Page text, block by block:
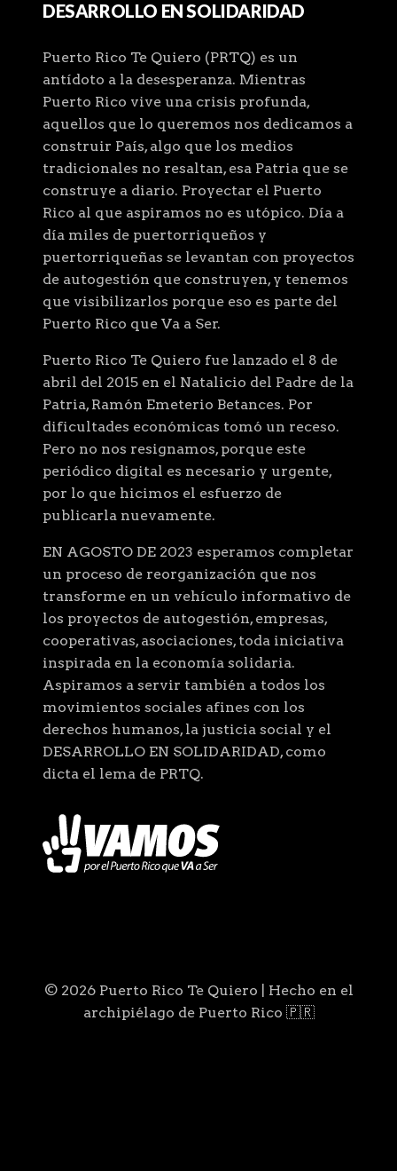
DESARROLLO EN SOLIDARIDAD
Puerto Rico Te Quiero (PRTQ) es un
antídoto a la desesperanza. Mientras
Puerto Rico vive una crisis profunda,
aquellos que lo queremos nos dedicamos a
construir País, algo que los medios
tradicionales no resaltan, esa Patria que se
construye a diario. Proyectar el Puerto
Rico al que aspiramos no es utópico. Día a
día miles de puertorriqueños y
puertorriqueñas se levantan con proyectos
de autogestión que construyen, y tenemos
que visibilizarlos porque eso es parte del
Puerto Rico que Va a Ser.
Puerto Rico Te Quiero fue lanzado el 8 de
abril del 2015 en el Natalicio del Padre de la
Patria, Ramón Emeterio Betances. Por
dificultades económicas tomó un receso.
Pero no nos resignamos, porque este
periódico digital es necesario y urgente,
por lo que hicimos el esfuerzo de
publicarla nuevamente.
EN AGOSTO DE 2023 esperamos completar
un proceso de reorganización que nos
transforme en un vehículo informativo de
los proyectos de autogestión, empresas,
cooperativas, asociaciones, toda iniciativa
inspirada en la economía solidaria.
Aspiramos a servir también a todos los
movimientos sociales afines con los
derechos humanos, la justicia social y el
DESARROLLO EN SOLIDARIDAD, como
dicta el lema de PRTQ.
© 2026 Puerto Rico Te Quiero | Hecho en el
archipiélago de Puerto Rico 🇵🇷